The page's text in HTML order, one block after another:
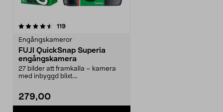
119recensioner
Engångskameror
FUJI QuickSnap Superia
engångskamera
27 bilder att framkalla – kamera
med inbyggd blixt.
279,00